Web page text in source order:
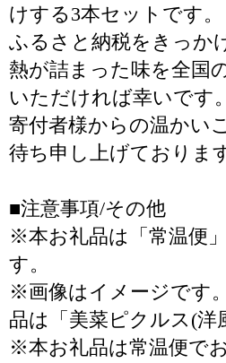
けする3本セットです。
ふるさと納税をきっか
熱が詰まった味を全国
いただければ幸いです。
寄付者様からの温かい
待ち申し上げておりま
■注意事項/その他
※本お礼品は「常温便
す。
※画像はイメージです
品は「美菜ピクルス(洋
※本お礼品は常温便で